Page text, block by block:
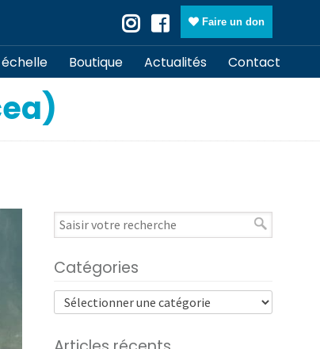
Faire un don
Boutique Actualités Contact
Catégories